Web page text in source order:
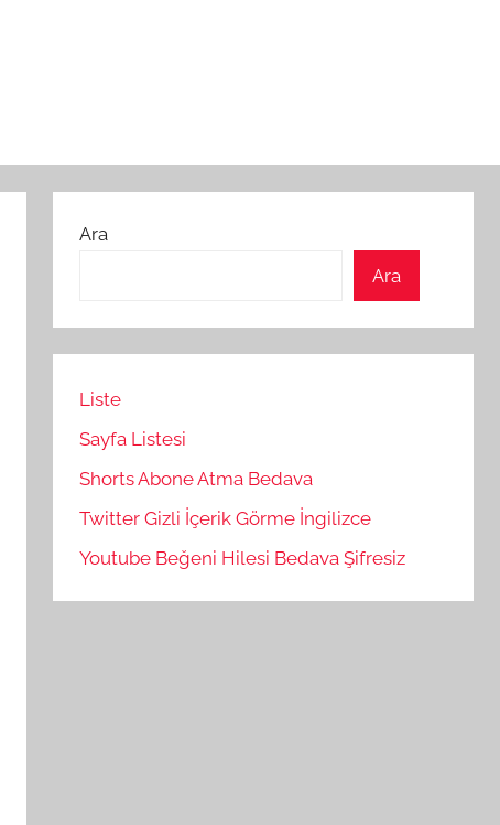
Ara
Ara
Liste
Sayfa Listesi
Shorts Abone Atma Bedava
Twitter Gizli İçerik Görme İngilizce
Youtube Beğeni Hilesi Bedava Şifresiz